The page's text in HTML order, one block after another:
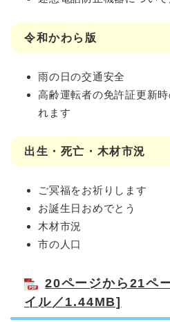
令和かわら版
雨の日の交通安全
高齢運転者の免許証更新
れます
出生・死亡・木材市況
ご冥福をお祈りします
お誕生日おめでとう
木材市況
市の人口
20ページから21ペ
イル／1.44MB]